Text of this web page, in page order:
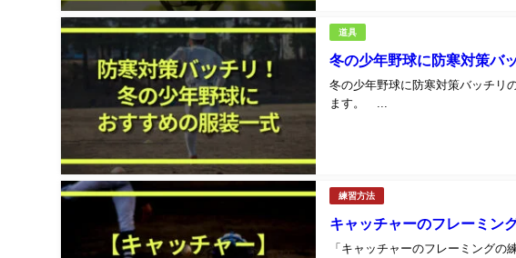
道具
冬の少年野球に防寒対策バ
冬の少年野球に防寒対策バッチリ
ます。 ...
練習方法
キャッチャーのフレーミン
「キャッチャーのフレーミング